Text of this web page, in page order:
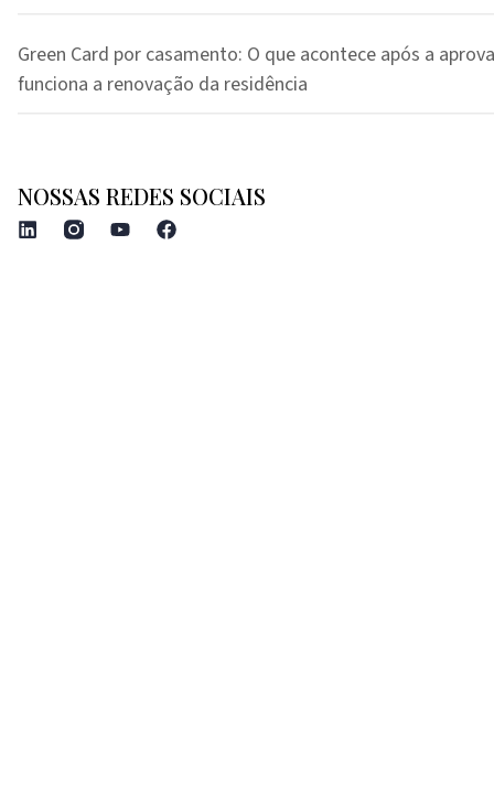
Green Card por casamento: O que acontece após a
funciona a renovação da residência
NOSSAS REDES SOCIAIS